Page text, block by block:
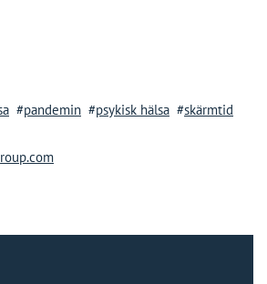
pandemin psykisk hälsa skärmtid